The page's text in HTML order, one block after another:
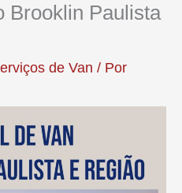
Brooklin Paulista
de Van / Por